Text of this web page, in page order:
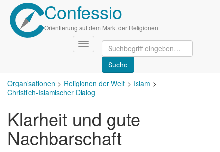
Direkt
zum
Inhalt
Confessio
Orientierung auf dem Markt der Religionen
Navigation
aktivieren/deaktivieren
Organisationen Religionen der Welt
Islam
Christlich-Islamischer Dialog
Klarheit und gute
Nachbarschaft